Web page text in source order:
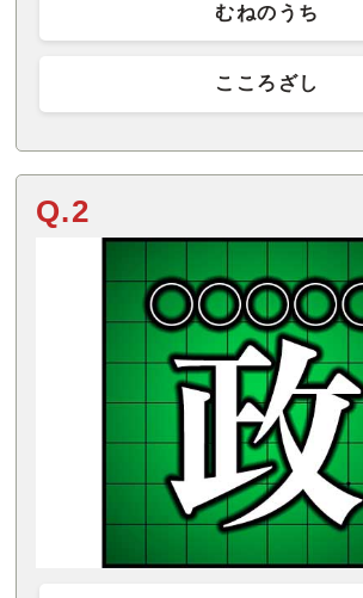
むねのうち
こころざし
Q.2